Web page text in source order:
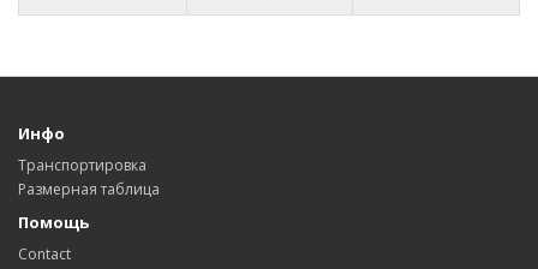
Инфо
Транспортировка
Размерная таблица
Помощь
Contact